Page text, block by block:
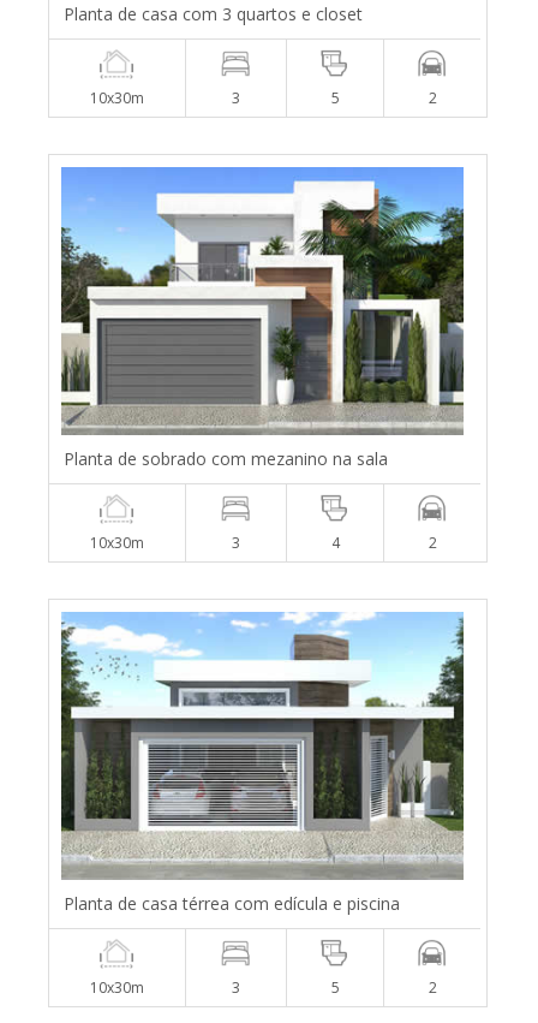
Planta de casa com 3 quartos e closet
10x30m 3 5 2
Planta de sobrado com mezanino na sala
10x30m 3 4 2
Planta de casa térrea com edícula e piscina
10x30m 3 5 2